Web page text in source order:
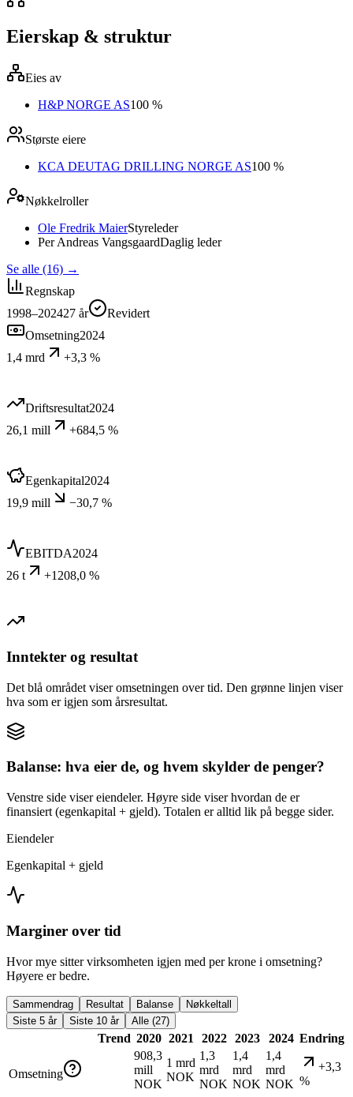
Eierskap & struktur
Eies av
H&P NORGE AS100 %
Største eiere
KCA DEUTAG DRILLING NORGE AS100 %
Nøkkelroller
Ole Fredrik MaierStyreleder
Per Andreas VangsgaardDaglig leder
Se alle (16) →
Regnskap
1998–202427 år
Revidert
Omsetning2024
1,4 mrd
+3,3 %
Driftsresultat2024
26,1 mill
+684,5 %
Egenkapital2024
19,9 mill
−30,7 %
EBITDA2024
26 t
+1208,0 %
Inntekter og resultat
Det blå området viser omsetningen over tid. Den grønne linjen viser
hva som er igjen som årsresultat.
Balanse: hva eier de, og hvem skylder de penger?
Venstre side viser eiendeler. Høyre side viser hvordan de er
finansiert (egenkapital + gjeld). Totalen er alltid lik på begge sider.
Eiendeler
Egenkapital + gjeld
Marginer over tid
Hvor mye sitter virksomheten igjen med per krone i omsetning?
Høyere er bedre.
Sammendrag Resultat Balanse
Nøkkeltall
Siste 5 år
Siste 10 år Alle (27)
Trend 2020 2021 2022 2023 2024 Endring
Omsetning
908,3
mill
NOK
1 mrd
NOK
1,3
mrd
NOK
1,4
mrd
NOK
1,4
mrd
NOK
+3,3
%